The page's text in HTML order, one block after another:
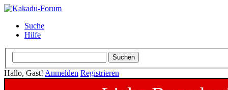
Suche
Hilfe
Hallo, Gast! Anmelden Registrieren